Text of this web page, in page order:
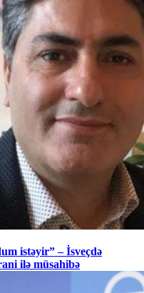
istəyir” – İsveçdə
ilə müsahibə